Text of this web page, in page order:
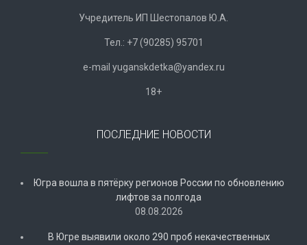
Учредитель ИП Шестопалов Ю.А.
Тел.: +7 (90285) 95701
e-mail yuganskdetka@yandex.ru
18+
ПОСЛЕДНИЕ НОВОСТИ
Югра вошла в пятёрку регионов России по обновлению
лифтов за полгода
08.08.2026
В Югре выявили около 290 проб некачественных